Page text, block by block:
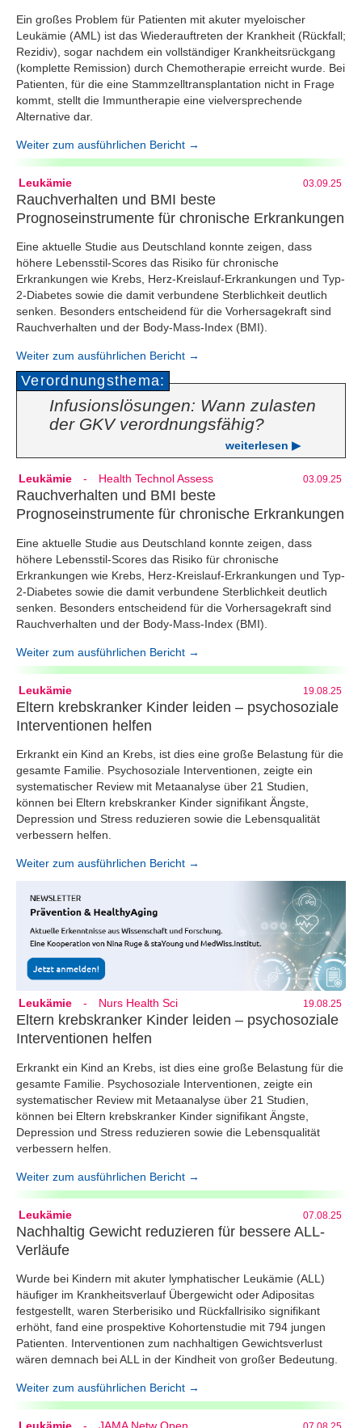
Ein großes Problem für Patienten mit akuter myeloischer
Leukämie (AML) ist das Wiederauftreten der Krankheit (Rückfall;
Rezidiv), sogar nachdem ein vollständiger Krankheitsrückgang
(komplette Remission) durch Chemotherapie erreicht wurde. Bei
Patienten, für die eine Stammzelltransplantation nicht in Frage
kommt, stellt die Immuntherapie eine vielversprechende
Alternative dar.
Weiter zum ausführlichen Bericht →
Leukämie 03.09.25
Rauchverhalten und BMI beste
Prognoseinstrumente für chronische Erkrankungen
Eine aktuelle Studie aus Deutschland konnte zeigen, dass
höhere Lebensstil-Scores das Risiko für chronische
Erkrankungen wie Krebs, Herz-Kreislauf-Erkrankungen und Typ-
2-Diabetes sowie die damit verbundene Sterblichkeit deutlich
senken. Besonders entscheidend für die Vorhersagekraft sind
Rauchverhalten und der Body-Mass-Index (BMI).
Weiter zum ausführlichen Bericht →
Verordnungsthema:
Infusionslösungen: Wann zulasten
der GKV verordnungsfähig?
weiterlesen ▶
Leukämie - Health Technol Assess 03.09.25
Rauchverhalten und BMI beste
Prognoseinstrumente für chronische Erkrankungen
Eine aktuelle Studie aus Deutschland konnte zeigen, dass
höhere Lebensstil-Scores das Risiko für chronische
Erkrankungen wie Krebs, Herz-Kreislauf-Erkrankungen und Typ-
2-Diabetes sowie die damit verbundene Sterblichkeit deutlich
senken. Besonders entscheidend für die Vorhersagekraft sind
Rauchverhalten und der Body-Mass-Index (BMI).
Weiter zum ausführlichen Bericht →
Leukämie 19.08.25
Eltern krebskranker Kinder leiden – psychosoziale
Interventionen helfen
Erkrankt ein Kind an Krebs, ist dies eine große Belastung für die
gesamte Familie. Psychosoziale Interventionen, zeigte ein
systematischer Review mit Metaanalyse über 21 Studien,
können bei Eltern krebskranker Kinder signifikant Ängste,
Depression und Stress reduzieren sowie die Lebensqualität
verbessern helfen.
Weiter zum ausführlichen Bericht →
Leukämie - Nurs Health Sci 19.08.25
Eltern krebskranker Kinder leiden – psychosoziale
Interventionen helfen
Erkrankt ein Kind an Krebs, ist dies eine große Belastung für die
gesamte Familie. Psychosoziale Interventionen, zeigte ein
systematischer Review mit Metaanalyse über 21 Studien,
können bei Eltern krebskranker Kinder signifikant Ängste,
Depression und Stress reduzieren sowie die Lebensqualität
verbessern helfen.
Weiter zum ausführlichen Bericht →
Leukämie 07.08.25
Nachhaltig Gewicht reduzieren für bessere ALL-
Verläufe
Wurde bei Kindern mit akuter lymphatischer Leukämie (ALL)
häufiger im Krankheitsverlauf Übergewicht oder Adipositas
festgestellt, waren Sterberisiko und Rückfallrisiko signifikant
erhöht, fand eine prospektive Kohortenstudie mit 794 jungen
Patienten. Interventionen zum nachhaltigen Gewichtsverlust
wären demnach bei ALL in der Kindheit von großer Bedeutung.
Weiter zum ausführlichen Bericht →